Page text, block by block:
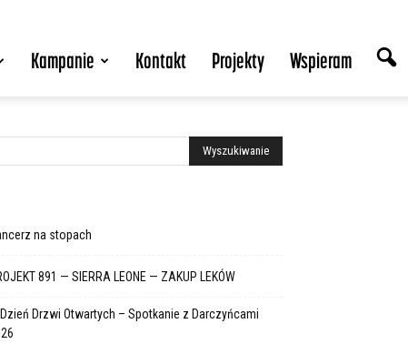
Kampanie Kontakt Projekty Wspieram
na stopach
891 — SIERRA LEONE — ZAKUP LEKÓW
Drzwi Otwartych – Spotkanie z Darczyńcami